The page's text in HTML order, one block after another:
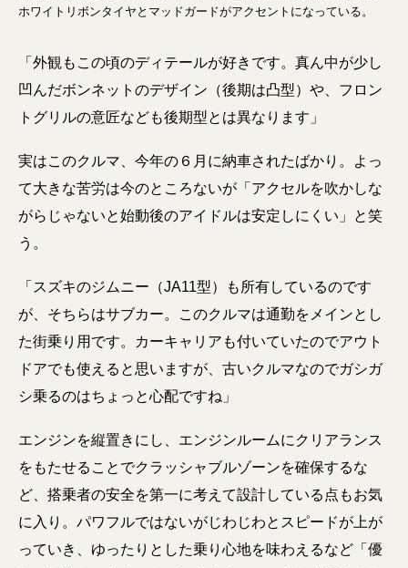
ホワイトリボンタイヤとマッドガードがアクセントになっている。
「外観もこの頃のディテールが好きです。真ん中が少し
凹んだボンネットのデザイン（後期は凸型）や、フロン
トグリルの意匠なども後期型とは異なります」
実はこのクルマ、今年の６月に納車されたばかり。よっ
て大きな苦労は今のところないが「アクセルを吹かしな
がらじゃないと始動後のアイドルは安定しにくい」と笑
う。
「スズキのジムニー（JA11型）も所有しているのです
が、そちらはサブカー。このクルマは通勤をメインとし
た街乗り用です。カーキャリアも付いていたのでアウト
ドアでも使えると思いますが、古いクルマなのでガシガ
シ乗るのはちょっと心配ですね」
エンジンを縦置きにし、エンジンルームにクリアランス
をもたせることでクラッシャブルゾーンを確保するな
ど、搭乗者の安全を第一に考えて設計している点もお気
に入り。パワフルではないがじわじわとスピードが上が
っていき、ゆったりとした乗り心地を味わえるなど「優